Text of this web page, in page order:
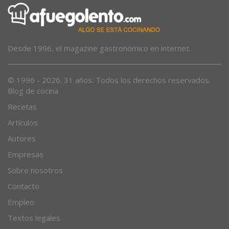
Blog de cocina
Recetas
Artículos
Autores
Empresas
Sobre nosotros
Contacto
Empleo